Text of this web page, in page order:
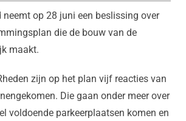
neemt op 28 juni een beslissing over
die de bouw van de
maakt.
zijn op het plan vijf reacties van
Die gaan onder meer over
voldoende parkeerplaatsen komen en